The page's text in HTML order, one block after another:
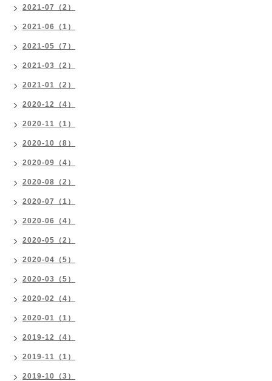
2021-07（2）
2021-06（1）
2021-05（7）
2021-03（2）
2021-01（2）
2020-12（4）
2020-11（1）
2020-10（8）
2020-09（4）
2020-08（2）
2020-07（1）
2020-06（4）
2020-05（2）
2020-04（5）
2020-03（5）
2020-02（4）
2020-01（1）
2019-12（4）
2019-11（1）
2019-10（3）